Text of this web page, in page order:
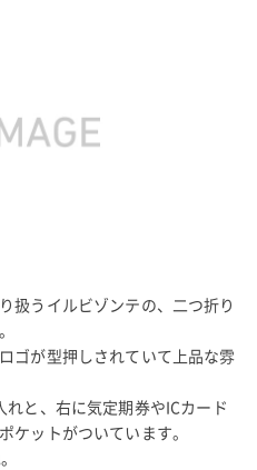
扱うイルビゾンテの、二つ折り
ゴが型押しされていて上品な雰
と、右に気定期券やICカード
ケットがついています。